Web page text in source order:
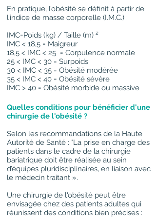
En pratique, l’obésité se définit à partir de
l’indice de masse corporelle (I.M.C.) :
IMC=Poids (kg) / Taille (m) ²
IMC < 18,5 = Maigreur
18,5 < IMC < 25 = Corpulence normale
25 < IMC < 30 = Surpoids
30 < IMC < 35 = Obésité modérée
35 < IMC < 40 = Obésité sévère
IMC > 40 = Obésité morbide ou massive
Quelles conditions pour bénéficier d'une
chirurgie de l'obésité ?
Selon les recommandations de la Haute
Autorité de Santé : "La prise en charge des
patients dans le cadre de la chirurgie
bariatrique doit être réalisée au sein
d’équipes pluridisciplinaires, en liaison avec
le médecin traitant ».
Une chirurgie de l'obésité peut être
envisagée chez des patients adultes qui
réunissent des conditions bien précises :